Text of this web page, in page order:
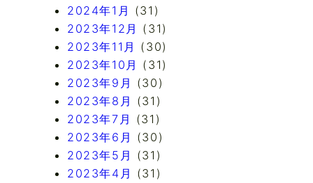
2024年1月 (31)
2023年12月 (31)
2023年11月 (30)
2023年10月 (31)
2023年9月 (30)
2023年8月 (31)
2023年7月 (31)
2023年6月 (30)
2023年5月 (31)
2023年4月 (31)